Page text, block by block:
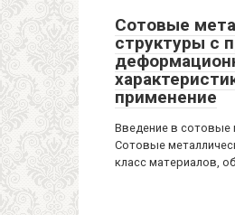
Сотовые
структуры с
применение
Введение в сотовые
Сотовые
класс материалов,